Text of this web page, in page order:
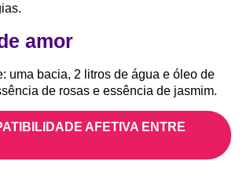
amor
uma bacia, 2 litros de água e óleo de
de rosas e essência de jasmim.
AFETIVA ENTRE